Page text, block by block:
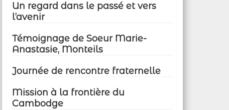
Un regard dans le passé et vers
l’avenir
Témoignage de Soeur Marie-
Anastasie, Monteils
Journée de rencontre fraternelle
Mission à la frontière du
Cambodge